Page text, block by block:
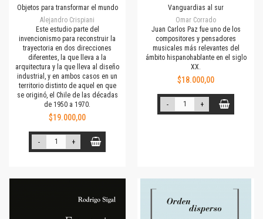
Objetos para transformar el mundo
Alejandro Crispiani
Este estudio parte del
invencionismo para reconstruir la
trayectoria en dos direcciones
diferentes, la que lleva a la
arquitectura y la que lleva al diseño
industrial, y en ambos casos en un
territorio distinto de aquel en que
se originó, el Chile de las décadas
de 1950 a 1970.
$19.000,00
- +
Vanguardias al sur
Omar Corrado
Juan Carlos Paz fue uno de los
compositores y pensadores
musicales más relevantes del
ámbito hispanohablante en el siglo
XX.
$18.000,00
- +